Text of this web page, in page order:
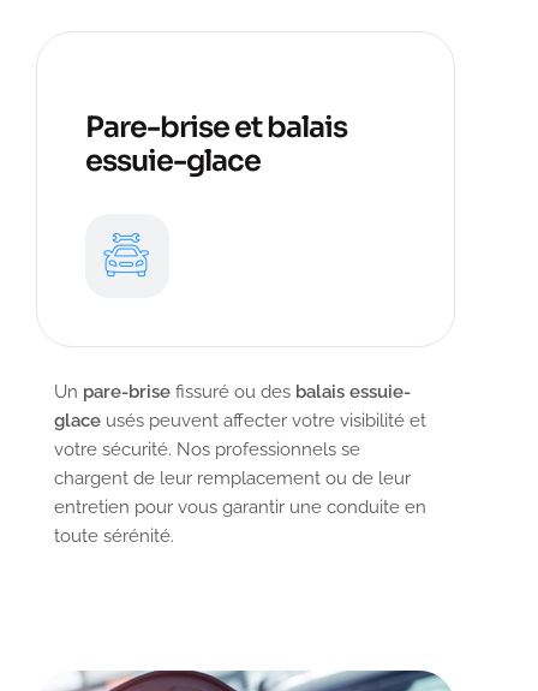
Pare-brise et balais
essuie-glace
Un pare-brise fissuré ou des balais essuie-
glace usés peuvent affecter votre visibilité et
votre sécurité. Nos professionnels se
chargent de leur remplacement ou de leur
entretien pour vous garantir une conduite en
toute sérénité.